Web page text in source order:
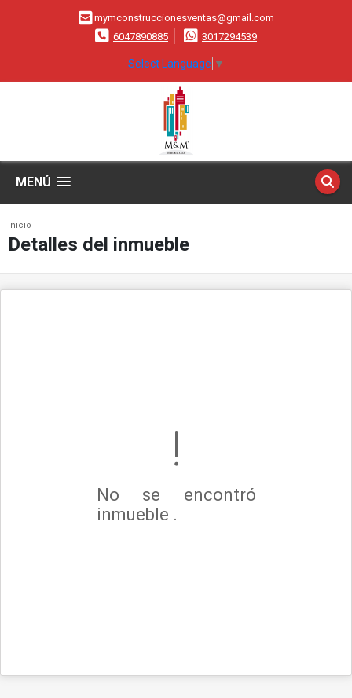
mymconstruccionesventas@gmail.com
6047890885
3017294539
Select Language ▼
MENÚ
Inicio
Detalles del inmueble
No se encontró
inmueble .